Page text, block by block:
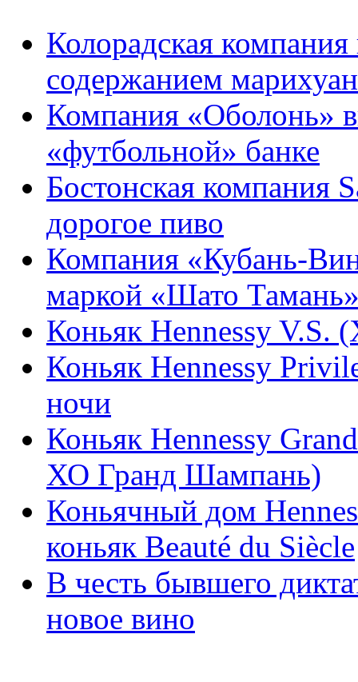
Колорадская
содержанием
Компания «Оболонь»
«футбольной» банке
Боcтонская компания
дорогое пиво
Компания «Кубань-
маркой «Шато
Коньяк Hennessy V.S.
Коньяк Hennessy
ночи
Коньяк Hennessy
ХО Гранд Шампань)
Коньячный дом
коньяк Beauté du Siècle
В честь бывшего
новое вино